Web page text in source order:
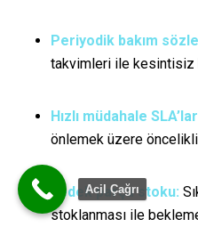
Periyodik bakım
takvimleri ile kesintisiz
Hızlı müdahale
önlemek üzere
Yedek parça stoku:
stoklanması ile
Acil Çağrı